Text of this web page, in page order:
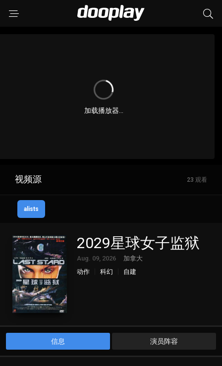
加载播放器...
视频源 23 观看
alists
2029星球女子监狱
Aug. 09, 2026
加拿大
动作
科幻 自建
信息 演员阵容